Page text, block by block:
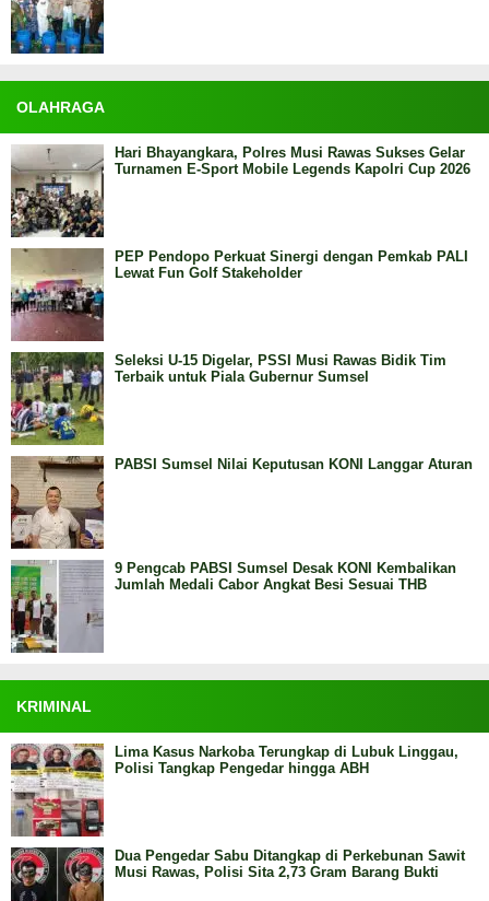
OLAHRAGA
Hari Bhayangkara, Polres Musi Rawas Sukses Gelar
Turnamen E-Sport Mobile Legends Kapolri Cup 2026
PEP Pendopo Perkuat Sinergi dengan Pemkab PALI
Lewat Fun Golf Stakeholder
Seleksi U-15 Digelar, PSSI Musi Rawas Bidik Tim
Terbaik untuk Piala Gubernur Sumsel
PABSI Sumsel Nilai Keputusan KONI Langgar Aturan
9 Pengcab PABSI Sumsel Desak KONI Kembalikan
Jumlah Medali Cabor Angkat Besi Sesuai THB
KRIMINAL
Lima Kasus Narkoba Terungkap di Lubuk Linggau,
Polisi Tangkap Pengedar hingga ABH
Dua Pengedar Sabu Ditangkap di Perkebunan Sawit
Musi Rawas, Polisi Sita 2,73 Gram Barang Bukti